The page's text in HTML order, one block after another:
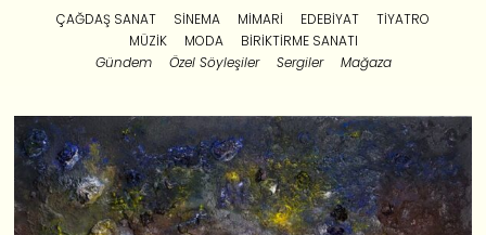
ÇAĞDAŞ SANAT SINEMA MIMARI EDEBIYAT
TIYATRO
MÜZIK
MODA
BIRIKTIRME SANATI
Gündem
Özel Söyleşiler Sergiler Mağaza